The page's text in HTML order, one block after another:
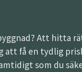
Att hitta
att få en tydlig
som du